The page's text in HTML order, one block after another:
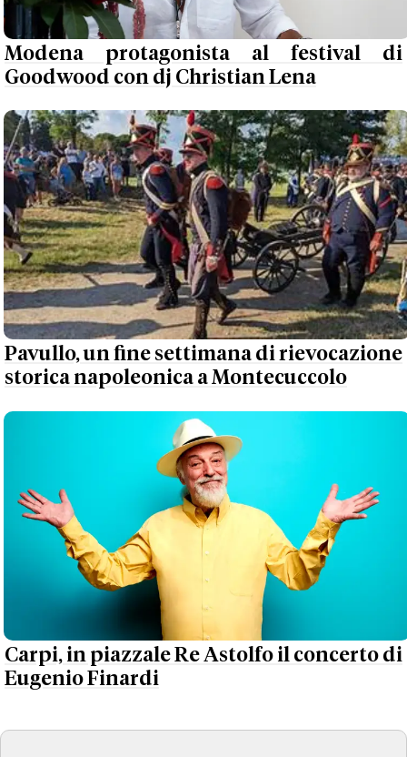
Modena protagonista al festival di
Goodwood con dj Christian Lena
Pavullo, un fine settimana di rievocazione
storica napoleonica a Montecuccolo
Carpi, in piazzale Re Astolfo il concerto di
Eugenio Finardi